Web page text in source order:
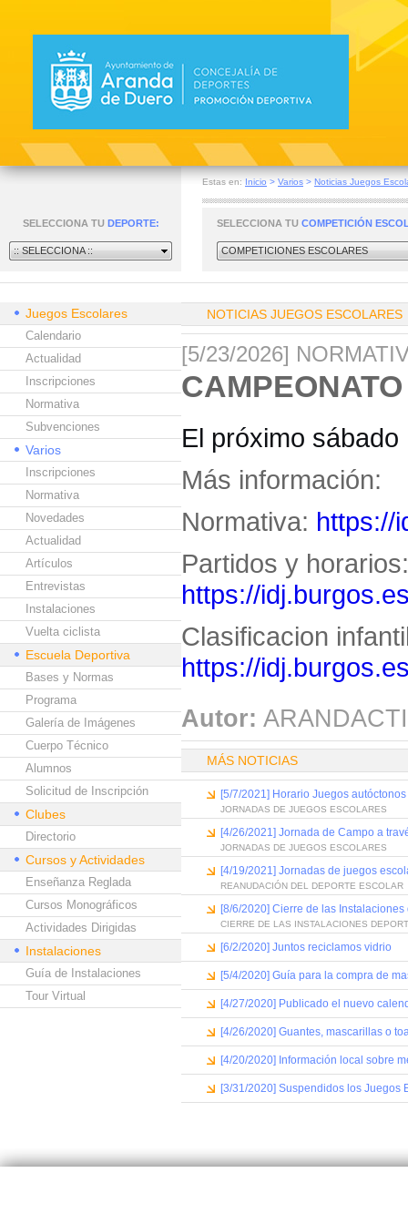
Estas en: Inicio > Varios > Noticias Juegos
SELECCIONA TU DEPORTE:
:: SELECCIONA ::
SELECCIONA TU COMPETICIÓN
COMPETICIONES ESCOLARES
Juegos Escolares
Calendario
Actualidad
Inscripciones
Normativa
Subvenciones
Varios
Inscripciones
Normativa
Novedades
Actualidad
Artículos
Entrevistas
Instalaciones
Vuelta ciclista
Escuela Deportiva
Bases y Normas
Programa
Galería de Imágenes
Cuerpo Técnico
Alumnos
Solicitud de Inscripción
Clubes
Directorio
Cursos y Actividades
Enseñanza Reglada
Cursos Monográficos
Actividades Dirigidas
Instalaciones
Guía de Instalaciones
Tour Virtual
NOTICIAS JUEGOS ESCOLARES
[5/23/2026]
El próximo
Más información:
Normativa: https://
Partidos y horarios:
https://
Clasificacion
https://
Autor:
MÁS NOTICIAS
[5/7/2021] Horario Juegos autóctonos
JORNADAS DE JUEGOS ESCOLARES
[4/26/2021] Jornada de Campo a
JORNADAS DE JUEGOS ESCOLARES
[4/19/2021] Jornadas de juegos
REANUDACIÓN DEL DEPORTE ESCOLAR
[8/6/2020] Cierre de las
CIERRE DE LAS INSTALACIONES
[6/2/2020] Juntos reciclamos vidrio
[5/4/2020] Guía para la compra de
[4/27/2020] Publicado el nuevo
[4/26/2020] Guantes, mascarillas o
[4/20/2020] Información local sobre
[3/31/2020] Suspendidos los Juegos